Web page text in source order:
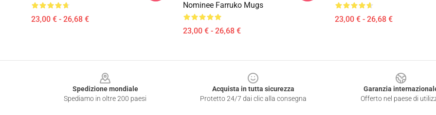
23,00 € - 26,68 €
Nominee Farruko Mugs
23,00 € - 26,68 €
23,00 € - 26,68 €
Spedizione mondiale
Spediamo in oltre 200 paesi
Acquista in tutta sicurezza
Protetto 24/7 dai clic alla consegna
Garanzia
Offerto nel paese di